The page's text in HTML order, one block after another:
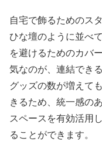
自宅で飾るためのス
ひな壇のように並べ
を避けるためのカバ
気なのが、連結でき
グッズの数が増えて
きるため、統一感の
スペースを有効活用
ることができます。